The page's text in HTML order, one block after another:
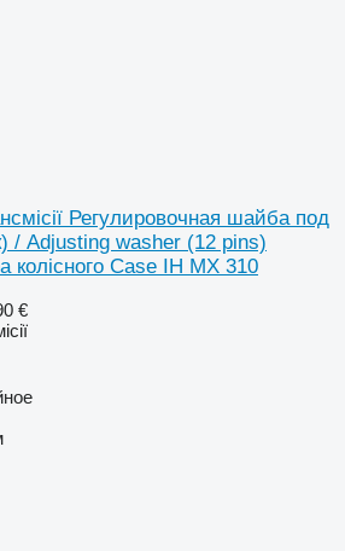
Регулировочная шайба под
/ Adjusting washer (12 pins)
колісного Case IH MX 310
€